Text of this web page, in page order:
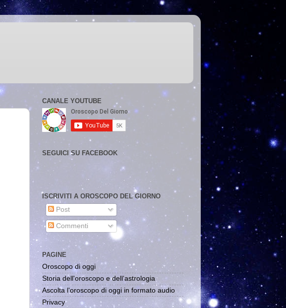
CANALE YOUTUBE
SEGUICI SU FACEBOOK
ISCRIVITI A OROSCOPO DEL GIORNO
Post
Commenti
PAGINE
Oroscopo di oggi
Storia dell'oroscopo e dell'astrologia
Ascolta l'oroscopo di oggi in formato audio
Privacy